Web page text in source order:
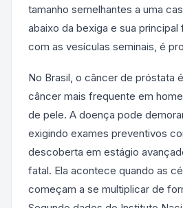
tamanho semelhantes a uma
abaixo da bexiga e sua principal
com as vesículas seminais, é
No Brasil, o câncer de próstata
câncer mais frequente em
de pele. A doença pode
exigindo exames preventivos
descoberta em estágio
fatal. Ela acontece quando as
começam a se multiplicar de